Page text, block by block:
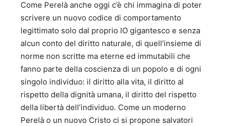
Come Perelà anche oggi c’è chi immagina di poter
scrivere un nuovo codice di comportamento
legittimato solo dal proprio IO gigantesco e senza
alcun conto del diritto naturale, di quell’insieme di
norme non scritte ma eterne ed immutabili che
fanno parte della coscienza di un popolo e di ogni
singolo individuo: il diritto alla vita, il diritto al
rispetto della dignità umana, il diritto del rispetto
della libertà dell’individuo. Come un moderno
Perelà o un nuovo Cristo ci si propone salvatori